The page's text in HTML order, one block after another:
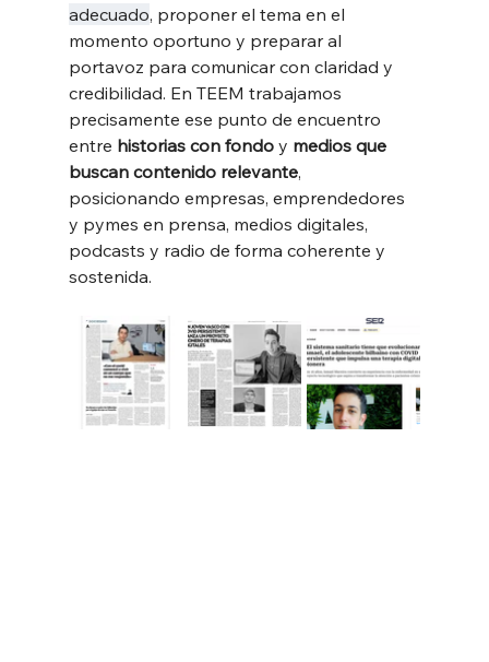
adecuado, proponer el tema en el
momento oportuno y preparar al
portavoz para comunicar con claridad y
credibilidad. En TEEM trabajamos
precisamente ese punto de encuentro
entre historias con fondo y medios que
buscan contenido relevante,
posicionando empresas, emprendedores
y pymes en prensa, medios digitales,
podcasts y radio de forma coherente y
sostenida.